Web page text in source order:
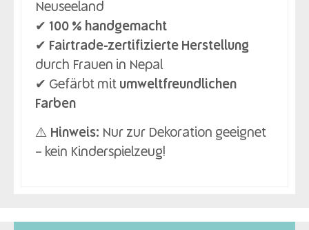
Neuseeland
✔ 100 % handgemacht
✔ Fairtrade-zertifizierte Herstellung
durch Frauen in Nepal
✔ Gefärbt mit umweltfreundlichen
Farben
⚠️ Hinweis: Nur zur Dekoration geeignet
– kein Kinderspielzeug!